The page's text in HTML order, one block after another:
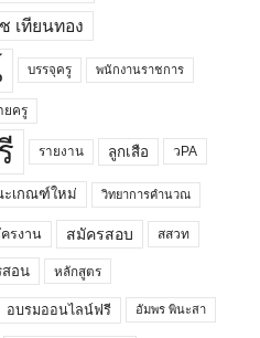
เทียนทอง
บรรจุครู พนักงานราชการ
ยครู
รายงาน ลูกเสือ วPA
ะเกณฑ์ใหม่ วิทยาการคำนวณ
รงาน สมัครสอบ สสวท
สอน หลักสูตร
อบรมออนไลน์ฟรี อัมพร พินะสา